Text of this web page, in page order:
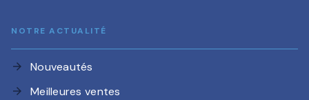
NOTRE ACTUALITÉ
arrow_forward Nouveautés
arrow_forward Meilleures ventes